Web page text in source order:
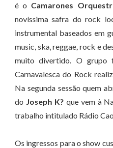
é o Camarones
novíssima safra do rock
instrumental baseados em
music, ska, reggae, rock e
muito divertido. O grupo
Carnavalesca do Rock
Na segunda sessão quem
do Joseph K? que vem à
trabalho intitulado Rádio
Os ingressos para o show